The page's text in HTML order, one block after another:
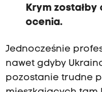
Krym zostałby
ocenia.
Jednocześnie
nawet gdyby
pozostanie trudne